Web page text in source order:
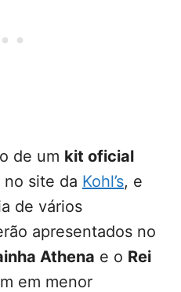
de um kit oficial
no site da Kohl’s, e
de vários
apresentados no
Athena e o Rei
em menor